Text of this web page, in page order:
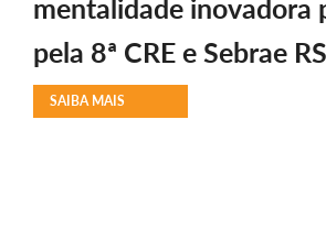
mentalidade inovadora
pela 8ª CRE e Sebrae RS
SAIBA MAIS